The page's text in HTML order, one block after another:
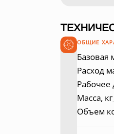
ОБЩИЕ
Базовая
Расход
Рабочее
Масса, кг
Объем